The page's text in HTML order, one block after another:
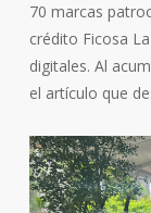
70 marcas
crédito Ficosa
digitales. Al
el artículo que